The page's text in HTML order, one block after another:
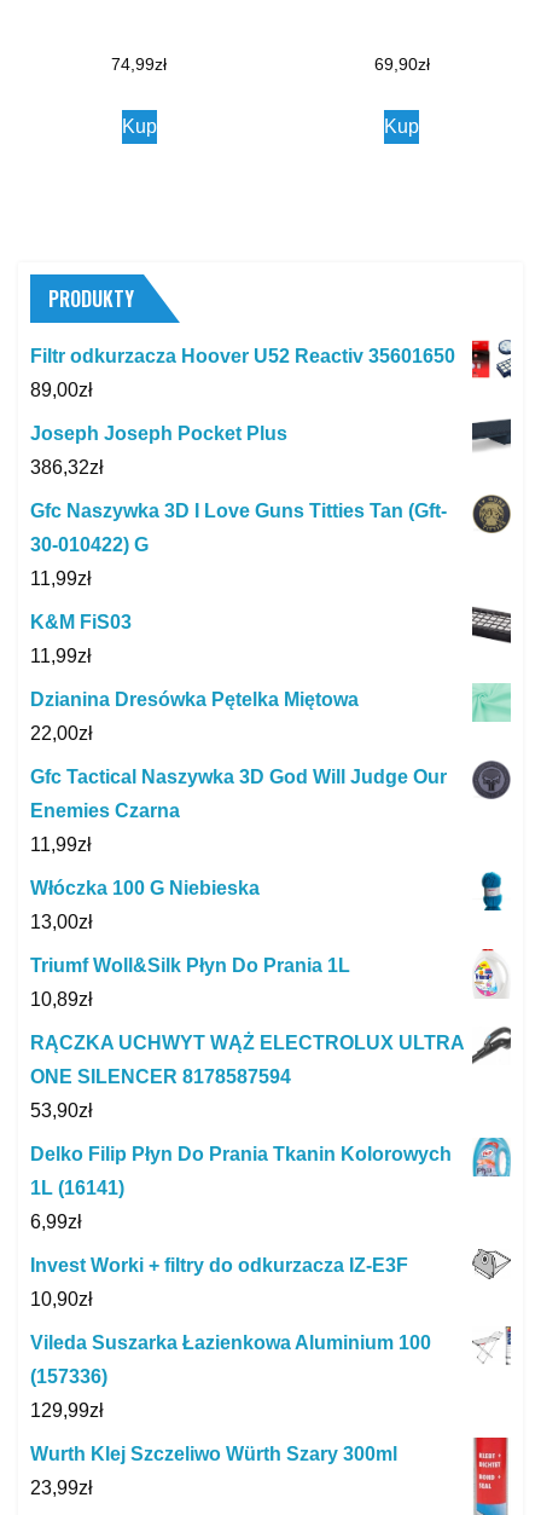
74,99zł
Kup
69,90zł
Kup
PRODUKTY
Filtr odkurzacza Hoover U52 Reactiv 35601650
89,00zł
Joseph Joseph Pocket Plus
386,32zł
Gfc Naszywka 3D I Love Guns Titties Tan (Gft-
30-010422) G
11,99zł
K&M FiS03
11,99zł
Dzianina Dresówka Pętelka Miętowa
22,00zł
Gfc Tactical Naszywka 3D God Will Judge Our
Enemies Czarna
11,99zł
Włóczka 100 G Niebieska
13,00zł
Triumf Woll&Silk Płyn Do Prania 1L
10,89zł
RĄCZKA UCHWYT WĄŻ ELECTROLUX ULTRA
ONE SILENCER 8178587594
53,90zł
Delko Filip Płyn Do Prania Tkanin Kolorowych
1L (16141)
6,99zł
Invest Worki + filtry do odkurzacza IZ-E3F
10,90zł
Vileda Suszarka Łazienkowa Aluminium 100
(157336)
129,99zł
Wurth Klej Szczeliwo Würth Szary 300ml
23,99zł